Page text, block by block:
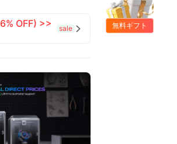
OFF) >>
sale  無料ギフト